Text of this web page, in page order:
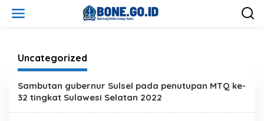
Uncategorized
Sambutan gubernur Sulsel pada penutupan MTQ ke-
32 tingkat Sulawesi Selatan 2022